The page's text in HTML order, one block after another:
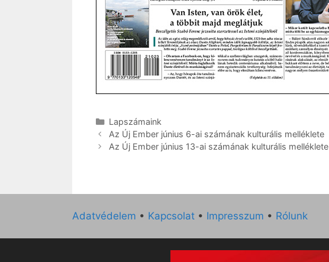
Kategória
Lapszámaink
Az Új Ember június 6-ai számának kulturális melléklete
Az Új Ember június 13-ai számának kulturális melléklete
Adatvédelem • Kapcsolat • Impresszum • Rólunk